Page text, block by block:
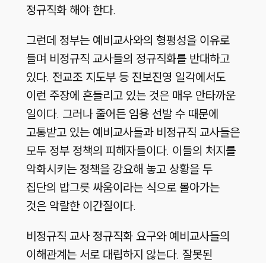
정규직화 해야 한다.
그런데 정부는 예비교사와의 형평성을 이유로
들며 비정규직 교사들의 정규직화를 반대하고
있다. 전교조 지도부 등 진보진영 일각에서도
이런 주장에 흔들리고 있는 것은 매우 안타까운
일이다. 그러나 줄어든 임용 선발 수 때문에
고통받고 있는 예비교사들과 비정규직 교사들은
모두 정부 정책의 피해자들이다. 이들의 처지를
악화시키는 정책을 강요해 놓고 상황을 두
집단의 밥그릇 싸움이라는 식으로 몰아가는
것은 악랄한 이간질이다.
비정규직 교사 정규직화 요구와 예비교사들의
이해관계는 서로 대립하지 않는다. 잘못된